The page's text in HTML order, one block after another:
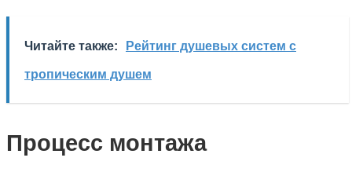
Читайте также: Рейтинг душевых систем с
тропическим душем
Процесс монтажа